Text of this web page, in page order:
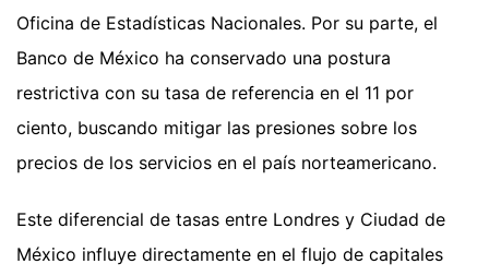
Oficina de Estadísticas Nacionales. Por su parte, el
Banco de México ha conservado una postura
restrictiva con su tasa de referencia en el 11 por
ciento, buscando mitigar las presiones sobre los
precios de los servicios en el país norteamericano.
Este diferencial de tasas entre Londres y Ciudad de
México influye directamente en el flujo de capitales